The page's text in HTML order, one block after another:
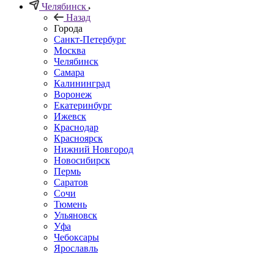
Челябинск
Назад
Города
Санкт-Петербург
Москва
Челябинск
Самара
Калининград
Воронеж
Екатеринбург
Ижевск
Краснодар
Красноярск
Нижний Новгород
Новосибирск
Пермь
Саратов
Сочи
Тюмень
Ульяновск
Уфа
Чебоксары
Ярославль